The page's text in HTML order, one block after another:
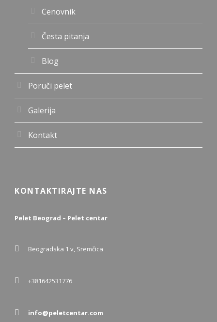
Cenovnik
Česta pitanja
Blog
Poruči pelet
Galerija
Kontakt
KONTAKTIRAJTE NAS
Pelet Beograd – Pelet centar
Beogradska 1 v, Sremčica
+381642531776
info@peletcentar.com